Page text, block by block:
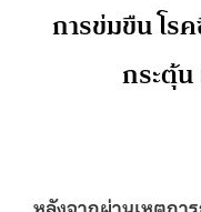
การข่มขืน โรค
กระตุ้น
หลังจากผ่านเหตุกา